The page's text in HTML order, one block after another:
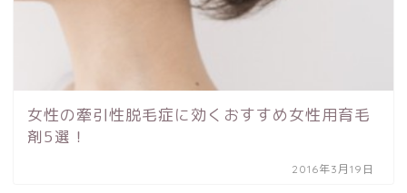
女性の牽引性脱毛症に効くおすすめ女性用育毛
剤5選！
2016年3月19日